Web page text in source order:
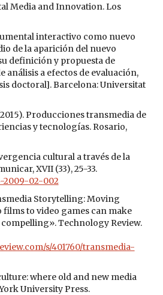
Media and Innovation. Los
interactivo como nuevo
de la aparición del nuevo
definición y propuesta de
análisis a efectos de evaluación,
doctoral]. Barcelona: Universitat
(2015). Producciones transmedia de
y tecnologías. Rosario,
cultural a través de la
XVII (33), 25-33.
2009-02-002
Storytelling: Moving
to video games can make
Technology Review.
s/401760/transmedia-
where old and new media
University Press.